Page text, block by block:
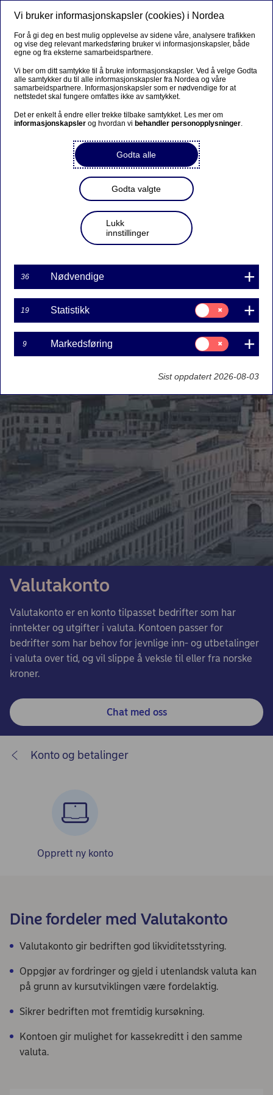
Valutakonto
Valutakonto er en konto tilpasset bedrifter som har
inntekter og utgifter i valuta. Kontoen passer for
bedrifter som har behov for jevnlige inn- og utbetalinger
i valuta over tid, og vil slippe å veksle til eller fra norske
kroner.
Chat med oss
Konto og betalinger
Opprett ny konto
Dine fordeler med Valutakonto
Valutakonto gir bedriften god likviditetsstyring.
Oppgjør av fordringer og gjeld i utenlandsk valuta kan
på grunn av kursutviklingen være fordelaktig.
Sikrer bedriften mot fremtidig kursøkning.
Kontoen gir mulighet for kassekreditt i den samme
valuta.
Vi bruker informasjonskapsler (cookies) i Nordea
For å gi deg en best mulig opplevelse av sidene våre, analysere trafikken
og vise deg relevant markedsføring bruker vi informasjonskapsler, både
egne og fra eksterne samarbeidspartnere.
Vi ber om ditt samtykke til å bruke informasjonskapsler. Ved å velge Godta
alle samtykker du til alle informasjonskapsler fra Nordea og våre
samarbeidspartnere. Informasjonskapsler som er nødvendige for at
nettstedet skal fungere omfattes ikke av samtykket.
Det er enkelt å endre eller trekke tilbake samtykket. Les mer om
informasjonskapsler og hvordan vi behandler personopplysninger.
Godta alle
Godta valgte
Lukk
innstillinger
36 Nødvendige
19 Statistikk
Samtykke
til:
Statistikk
9 Markedsføring
Samtykke
til:
Markedsføring
Sist oppdatert 2026-08-03